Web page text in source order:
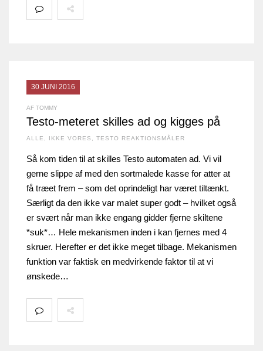
30 JUNI 2016
AF TOMMY
Testo-meteret skilles ad og kigges på
ALLE IKKE VORES TESTO REAKTIONSMÅLER
Så kom tiden til at skilles Testo automaten ad. Vi vil
gerne slippe af med den sortmalede kasse for atter at
få træet frem – som det oprindeligt har været tiltænkt.
Særligt da den ikke var malet super godt – hvilket også
er svært når man ikke engang gidder fjerne skiltene
*suk*… Hele mekanismen inden i kan fjernes med 4
skruer. Herefter er det ikke meget tilbage. Mekanismen
funktion var faktisk en medvirkende faktor til at vi
ønskede…